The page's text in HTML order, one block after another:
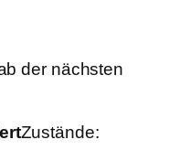
der nächsten
Zustände: